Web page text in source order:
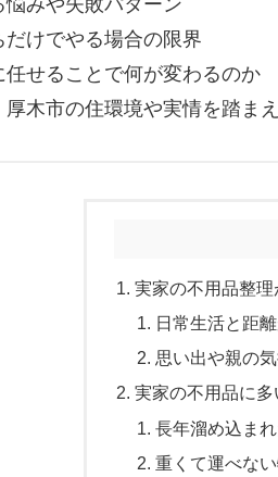
だけでやる場合の限界
任せることで何が変わるのか
木市の住環境や実情を踏ま
実家の不用品整
日常生活と距
思い出や親の
実家の不用品に多
長年溜め込ま
重くて運べな